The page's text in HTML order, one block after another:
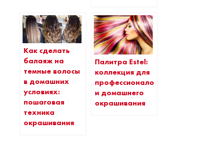
Как сделать
балаяж на
темные волосы
в домашних
условиях:
пошаговая
техника
окрашивания
Палитра Estel:
коллекция для
профессионалов
и домашнего
окрашивания